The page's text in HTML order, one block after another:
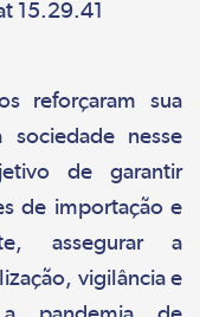
reforçaram sua
nesse
de garantir
de importação e
assegurar a
vigilância e